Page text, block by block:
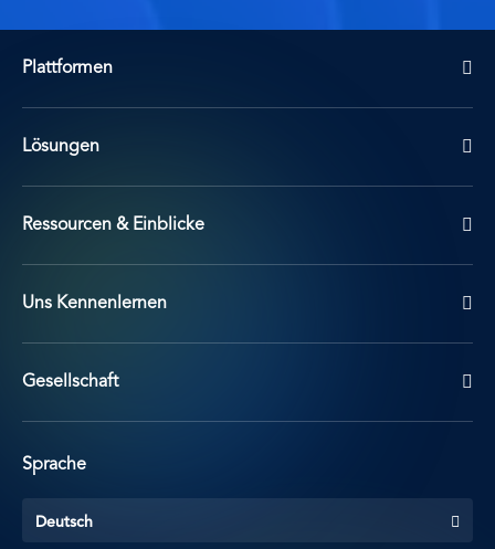
Plattformen
Lösungen
Ressourcen & Einblicke
Uns Kennenlernen
Gesellschaft
Sprache
Deutsch